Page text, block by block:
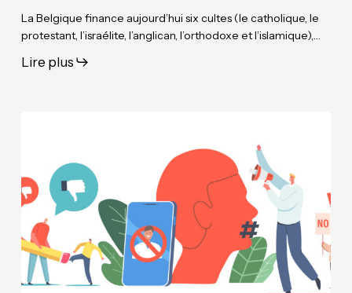
La Belgique finance aujourd’hui six cultes (le catholique, le
protestant, l’israélite, l’anglican, l’orthodoxe et l’islamique),…
Lire plus
nouveau
totalitarisme
dont
on
ne
peut
nouveau
totalitarisme
dont
on
ne
peut